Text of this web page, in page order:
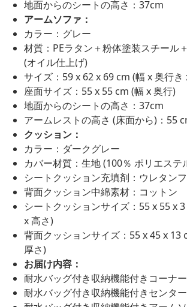
地面からのシートの高さ：37cm
アームソファ：
カラー：グレー
材質：PEラタン＋粉体塗装スチール
(オイル仕上げ)
サイズ：59 x 62 x 69 cm (幅 x 奥行き
座面サイズ：55 x 55 cm (幅 x 奥行)
地面からのシートの高さ：37cm
アームレストの高さ (床面から)：55
クッション：
カラー：ダークグレー
カバー材質：生地 (100％ ポリエステ
シートクッション充填剤：ウレタン
背面クッション中綿素材：コットン
シートクッションサイズ：55 x 55 x
x 高さ)
背面クッションサイズ：55 x 45 x 13
厚さ)
お届け内容：
耐水バッグ付き収納機能付きコーナ
耐水バッグ付き収納機能付きセンタ